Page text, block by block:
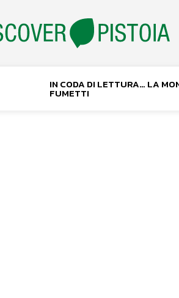
IN CODA DI LETTURA… LA
FUMETTI